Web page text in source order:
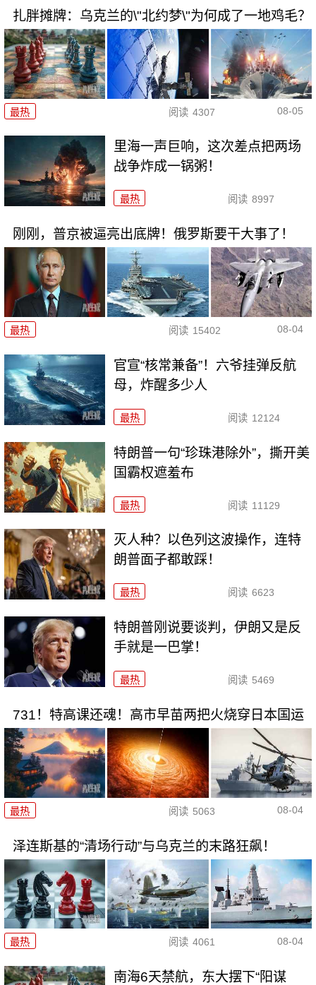
扎胖摊牌：乌克兰的\"北约梦\"为何成了一地鸡毛？
最热 阅读 4307 08-05
里海一声巨响，这次差点把两场
战争炸成一锅粥！
最热 阅读 8997
刚刚，普京被逼亮出底牌！俄罗斯要干大事了！
最热 阅读 15402 08-04
官宣“核常兼备”！六爷挂弹反航
母，炸醒多少人
最热 阅读 12124
特朗普一句“珍珠港除外”，撕开美
国霸权遮羞布
最热 阅读 11129
灭人种？以色列这波操作，连特
朗普面子都敢踩！
最热 阅读 6623
特朗普刚说要谈判，伊朗又是反
手就是一巴掌！
最热 阅读 5469
731！特高课还魂！高市早苗两把火烧穿日本国运
最热 阅读 5063 08-04
泽连斯基的“清场行动”与乌克兰的末路狂飙！
最热 阅读 4061 08-04
南海6天禁航，东大摆下“阳谋